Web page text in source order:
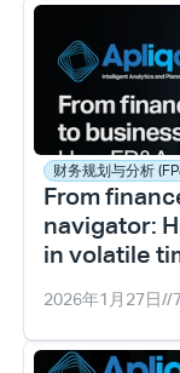
财务规划与分析
From
navigator:
in volatile
2026年1月27日//7